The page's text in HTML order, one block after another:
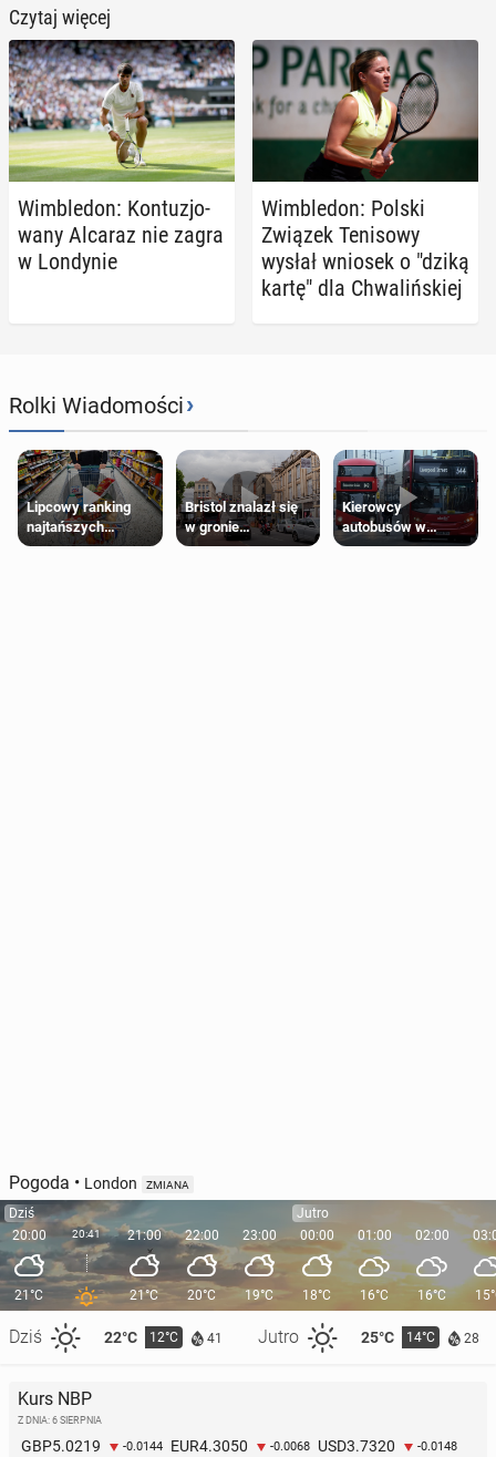
Czytaj więcej
Wim­ble­don: Kon­tu­zjo­
wa­ny Alcaraz nie zagra
w Lon­dy­nie
Wim­ble­don: Polski
Związek Te­ni­so­wy
wysłał wniosek o "dziką
kartę" dla Chwa­liń­skiej
Rolki Wiadomości›
Lipcowy ranking
najtańszych
supermarketów
Bristol znalazł się
w gronie
najlepszych
Kierowcy
autobusów w
Londynie
Pogoda • London ZMIANA
Dziś
20:00
21°C
Dziś 22°C 12°C 41 Jutro 25°C 14°C 28
20:41 21:00
21°C
22:00
20°C
23:00
19°C
Jutro
00:00
18°C
01:00
16°C
02:00
16°C
Kurs NBP
Z DNIA: 6 SIERPNIA
GBP5.0219 -0.0144 EUR4.3050 -0.0068 USD3.7320 -0.0148